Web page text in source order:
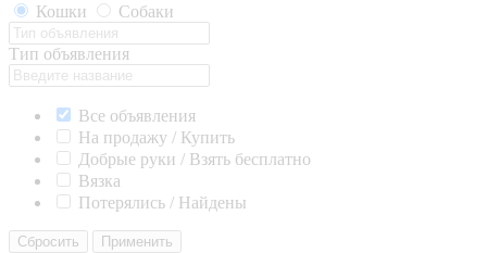
Кошки
Собаки
Тип объявления
Все объявления
На продажу / Купить
Добрые руки / Взять бесплатно
Вязка
Потерялись / Найдены
Сбросить Применить